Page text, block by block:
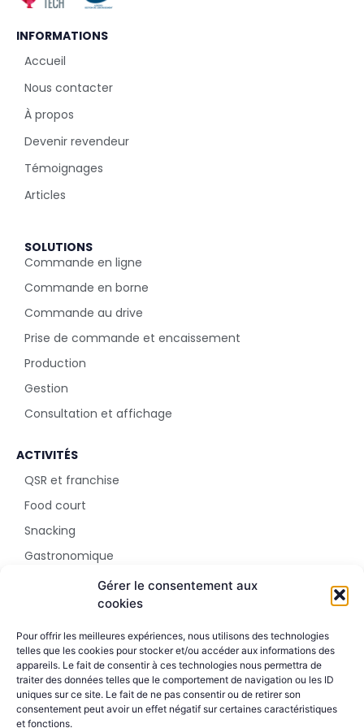
Gérer le consentement aux
cookies
Pour offrir les meilleures expériences, nous utilisons des technologies
telles que les cookies pour stocker et/ou accéder aux informations des
appareils. Le fait de consentir à ces technologies nous permettra de
traiter des données telles que le comportement de navigation ou les ID
uniques sur ce site. Le fait de ne pas consentir ou de retirer son
consentement peut avoir un effet négatif sur certaines caractéristiques
et fonctions.
INFORMATIONS
Accueil
Nous contacter
À propos
Devenir revendeur
Témoignages
Articles
SOLUTIONS
Commande en ligne
Commande en borne
Commande au drive
Prise de commande et encaissement
Production
Gestion
Consultation et affichage
ACTIVITÉS
QSR et franchise
Food court
Snacking
Gastronomique
Parc d'attraction
5 rue Sala
69002 Lyon
+33 4 51 42 09 24